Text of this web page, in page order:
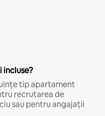
incluse?
tip apartament
recrutarea de
sau pentru angajații